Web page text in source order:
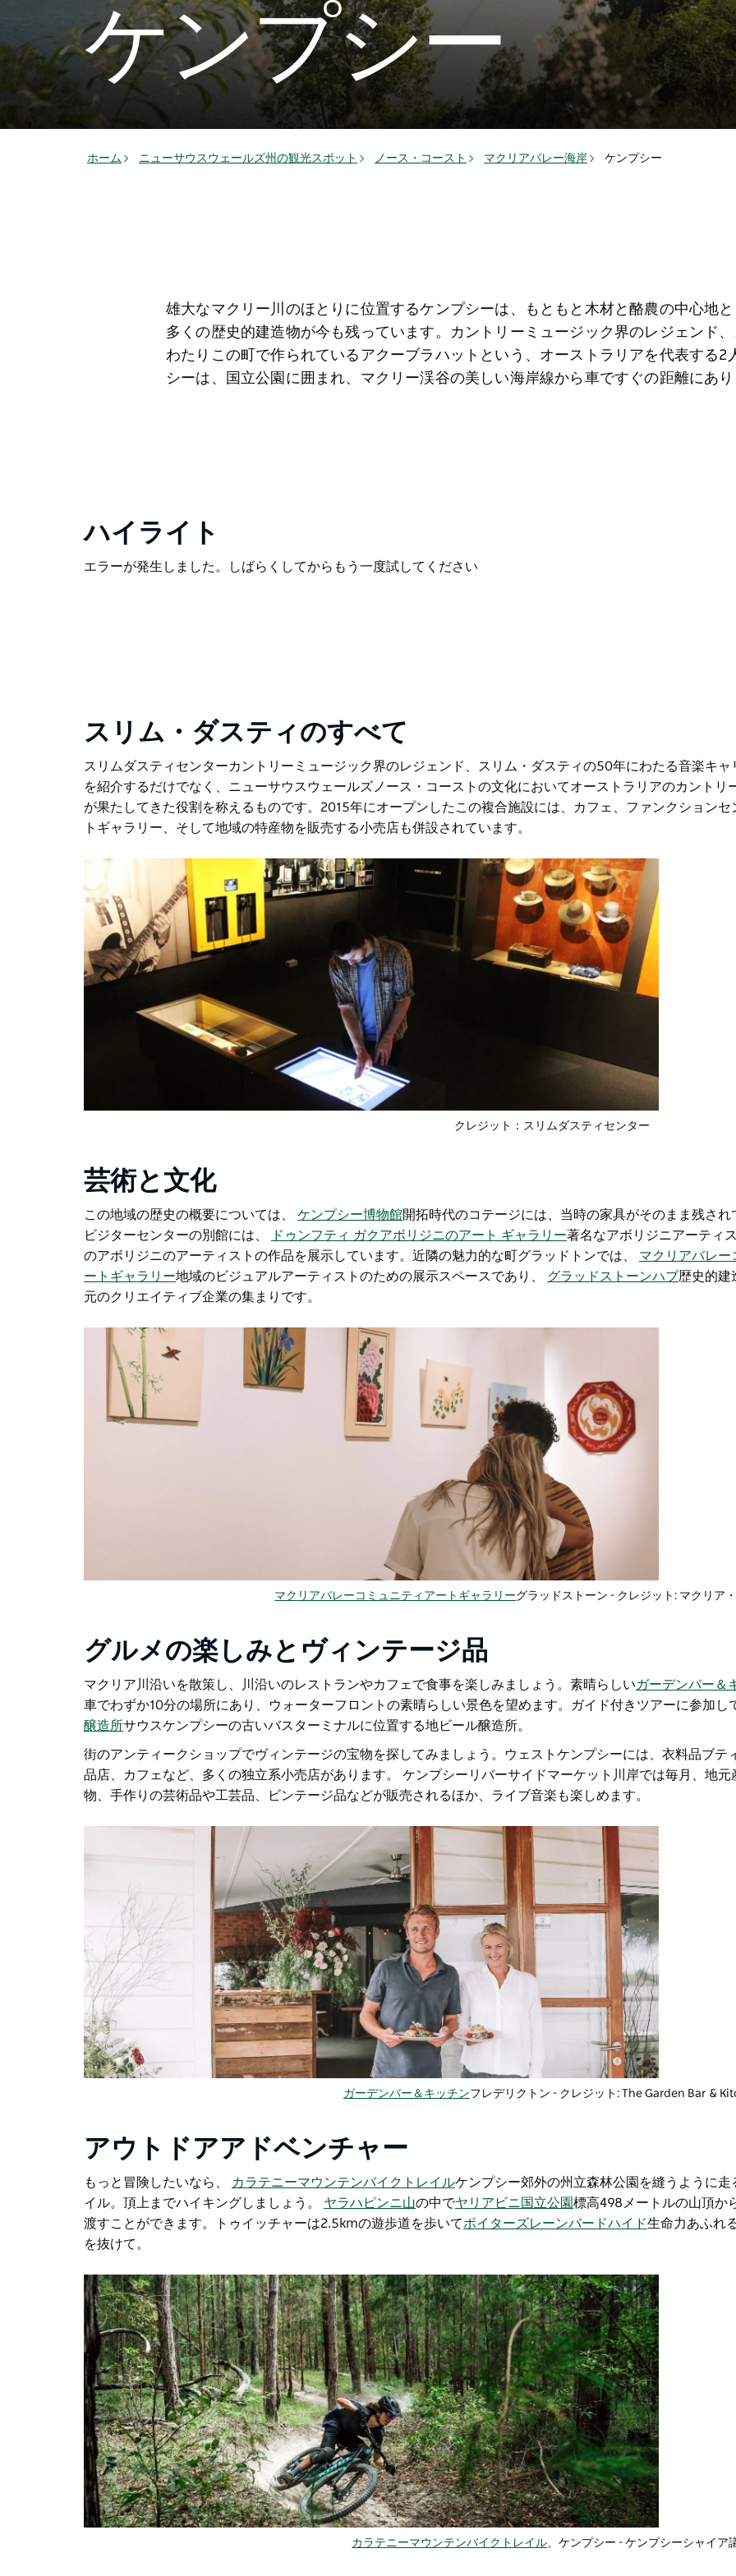
ケンプシー
ホーム ニューサウスウェールズ州の観光スポット ノース・コースト マクリアバレー海岸 ケンプシー
雄大なマクリー川のほとりに位置するケンプシーは、もともと木材と酪農の中心地
多くの歴史的建造物が今も残っています。カントリーミュージック界のレジェンド
わたりこの町で作られているアクーブラハットという、オーストラリアを代表する2
シーは、国立公園に囲まれ、マクリー渓谷の美しい海岸線から車ですぐの距離にあ
ハイライト
エラーが発生しました。しばらくしてからもう一度試してください
スリム・ダスティのすべて
スリムダスティセンターカントリーミュージック界のレジェンド、スリム・ダスティの50年にわたる音楽キャ
を紹介するだけでなく、ニューサウスウェールズノース・コーストの文化においてオーストラリアのカントリ
が果たしてきた役割を称えるものです。2015年にオープンしたこの複合施設には、カフェ、ファンクション
トギャラリー 、そして地域の特産物を販売する小売店も併設されています。
クレジット： スリムダスティセンター
芸術と文化
この地域の歴史の概要については、 ケンプシー博物館開拓時代のコテージには、当時の家具がそのまま残され
ビジターセンターの別館には、
ドゥンフティ ガクアボリジニのアート ギャラリー著名なアボリジニアーティ
のアボリジニのアーティストの作品を展示しています。近隣の魅力的な町グラッドトンでは、 マクリアバレー
ートギャラリー地域のビジュアルアーティストのための展示スペースであり、 グラッドストーンハブ歴史的建
元のクリエイティブ企業の集まりです。
マクリアバレーコミュニティアートギャラリーグラッドストーン - クレジット: マクリア
グルメの楽しみとヴィンテージ品
マクリア川沿いを散策し、川沿いのレストランやカフェで食事を楽しみましょう。素晴らしいガーデンバー＆
車でわずか10分の場所にあり、ウォーターフロントの素晴らしい景色を望めます。ガイド付きツアーに参加し
醸造所サウスケンプシーの古いバスターミナルに位置する地ビール醸造所。
街のアンティークショップでヴィンテージの宝物を探してみましょう。ウェストケンプシーには、衣料品ブテ
品店、カフェなど、多くの独立系小売店があります。 ケンプシーリバーサイドマーケット 川岸では毎月、地
物、手作りの芸術品や工芸品、ビンテージ品などが販売されるほか、ライブ音楽も楽しめます。
ガーデンバー＆キッチンフレデリクトン - クレジット: The Garden Bar &
アウトドアアドベンチャー
もっと冒険したいなら、 カラテニーマウンテンバイクトレイルケンプシー郊外の州立森林公園を縫うように
イル。頂上までハイキングしましょう。 ヤラハピンニ山の中でヤリアビニ国立公園標高498メートルの山頂か
渡すことができます。トゥイッチャーは2.5kmの遊歩道を歩いてボイターズレーンバードハイド生命力あふれ
を抜けて。
カラテニーマウンテンバイクトレイル、ケンプシー - ケンプシーシャイア